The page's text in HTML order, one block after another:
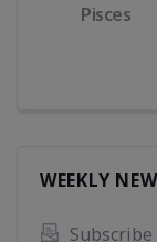
Pisces
WEEKLY